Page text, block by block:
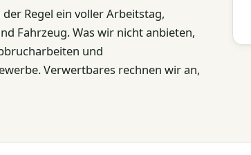
Regel ein voller Arbeitstag,
Fahrzeug. Was wir nicht anbieten,
und
Verwertbares rechnen wir an,